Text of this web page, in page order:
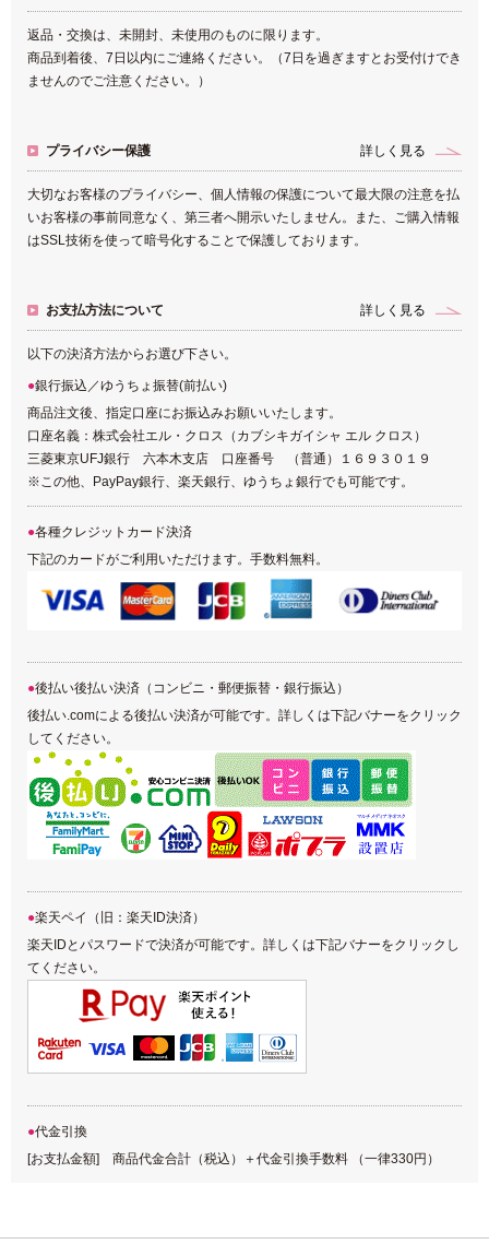
返品・交換は、未開封、未使用のものに限ります。
商品到着後、7日以内にご連絡ください。（7日を過ぎますとお受付けでき
ませんのでご注意ください。）
プライバシー保護 詳しく見る
大切なお客様のプライバシー、個人情報の保護について最大限の注意を払
いお客様の事前同意なく、第三者へ開示いたしません。また、ご購入情報
はSSL技術を使って暗号化することで保護しております。
お支払方法について 詳しく見る
以下の決済方法からお選び下さい。
銀行振込／ゆうちょ振替(前払い)
商品注文後、指定口座にお振込みお願いいたします。
口座名義：株式会社エル・クロス（カブシキガイシャ エル クロス）
三菱東京UFJ銀行 六本木支店 口座番号 （普通）１６９３０１９
※この他、PayPay銀行、楽天銀行、ゆうちょ銀行でも可能です。
各種クレジットカード決済
下記のカードがご利用いただけます。手数料無料。
後払い後払い決済（コンビニ・郵便振替・銀行振込）
後払い.comによる後払い決済が可能です。詳しくは下記バナーをクリック
してください。
楽天ペイ（旧：楽天ID決済）
楽天IDとパスワードで決済が可能です。詳しくは下記バナーをクリックし
てください。
代金引換
[お支払金額] 商品代金合計（税込）＋代金引換手数料 （一律330円）